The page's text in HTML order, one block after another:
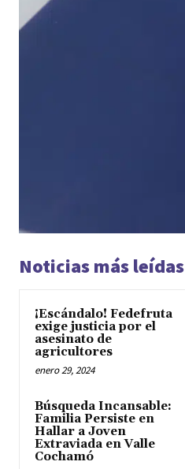
Noticias más leídas
¡Escándalo! Fedefruta
exige justicia por el
asesinato de
agricultores
enero 29, 2024
Búsqueda Incansable:
Familia Persiste en
Hallar a Joven
Extraviada en Valle
Cochamó